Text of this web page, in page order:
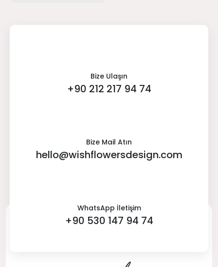
Bize Ulaşın
+90 212 217 94 74
Bize Mail Atın
hello@wishflowersdesign.com
WhatsApp İletişim
+90 530 147 94 74